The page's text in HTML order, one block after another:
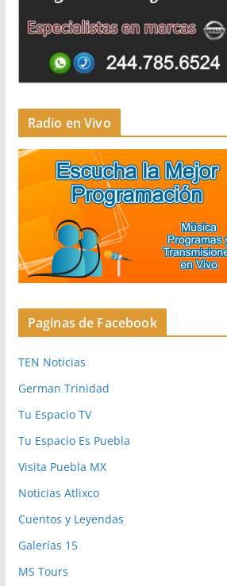
Radio en Vivo
Paginas de Facebook
TEN Noticias
German Trinidad
Tu Espacio TV
Tu Espacio Es Puebla
Visita Puebla MX
Noticias Atlixco
Cuentos y Leyendas
Galerías 15
MS Tours